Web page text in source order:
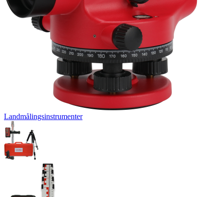
Landmålingsinstrumenter